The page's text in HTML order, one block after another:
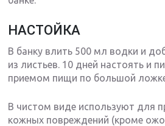
НАСТОЙКА
В банку влить 500 мл водки и
из листьев. 10 дней настоять и
приемом пищи по большой
В чистом виде используют для
кожных повреждений (кроме